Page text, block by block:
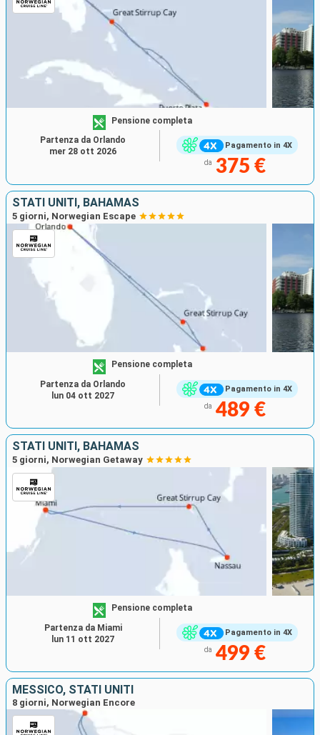
Pagamento in 4X
Pensione completa
da 375 €
Partenza da Orlando
mer 28 ott 2026
STATI UNITI, BAHAMAS
5 giorni, Norwegian Escape
Pagamento in 4X
Pensione completa
da 489 €
Partenza da Orlando
lun 04 ott 2027
STATI UNITI, BAHAMAS
5 giorni, Norwegian Getaway
Pagamento in 4X
Pensione completa
da 499 €
Partenza da Miami
lun 11 ott 2027
MESSICO, STATI UNITI
8 giorni, Norwegian Encore